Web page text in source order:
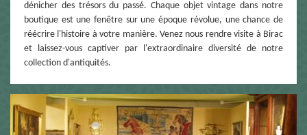
dénicher des trésors du passé. Chaque objet vintage dans notre
boutique est une fenêtre sur une époque révolue, une chance de
réécrire l'histoire à votre manière. Venez nous rendre visite à Birac
et laissez-vous captiver par l'extraordinaire diversité de notre
collection d'antiquités.